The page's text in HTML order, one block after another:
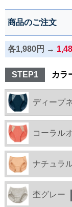
商品のご注文
各1,980円 →
STEP1 カラ
ディープ
コーラル
ナチュラ
杢グレー